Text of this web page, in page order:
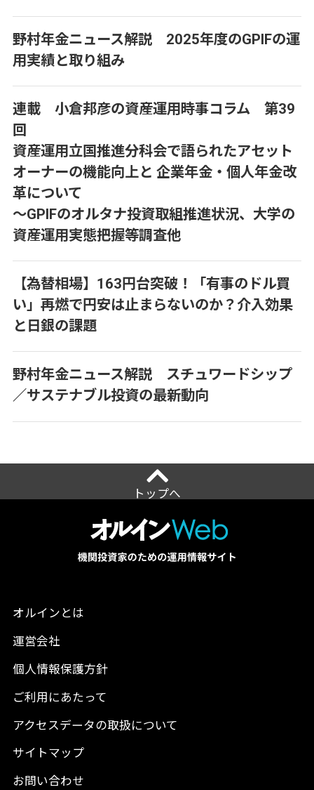
野村年金ニュース解説 2025年度のGPIFの運
用実績と取り組み
連載 小倉邦彦の資産運用時事コラム 第39
回
資産運用立国推進分科会で語られたアセット
オーナーの機能向上と 企業年金・個人年金改
革について
～GPIFのオルタナ投資取組推進状況、大学の
資産運用実態把握等調査他
【為替相場】163円台突破！「有事のドル買
い」再燃で円安は止まらないのか？介入効果
と日銀の課題
野村年金ニュース解説 スチュワードシップ
／サステナブル投資の最新動向
トップへ
オルインとは
運営会社
個人情報保護方針
ご利用にあたって
アクセスデータの取扱について
サイトマップ
お問い合わせ